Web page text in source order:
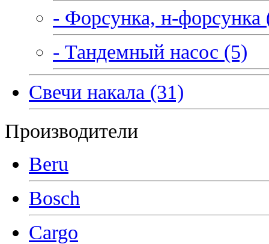
- Форсунка, н-форсунка
- Тандемный насос (5)
Свечи накала (31)
Производители
Beru
Bosch
Cargo